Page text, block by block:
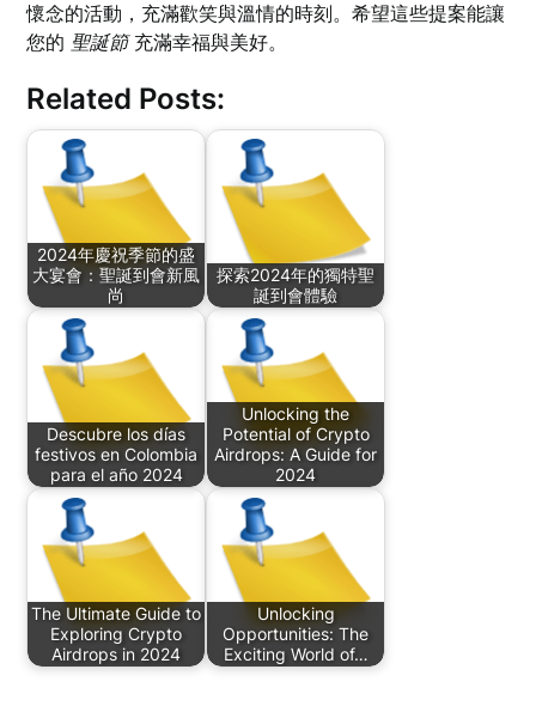
懷念的活動，充滿歡笑與溫情的時刻。希望這些提案能讓
您的 聖誕節充滿幸福與美好。
Related Posts:
2024年慶祝季節的盛
大宴會：聖誕到會新風
尚
探索2024年的獨特聖
誕到會體驗
Descubre los días
festivos en Colombia
para el año 2024
Unlocking the
Potential of Crypto
Airdrops: A Guide for
2024
The Ultimate Guide to
Exploring Crypto
Airdrops in 2024
Unlocking
Opportunities: The
Exciting World of…